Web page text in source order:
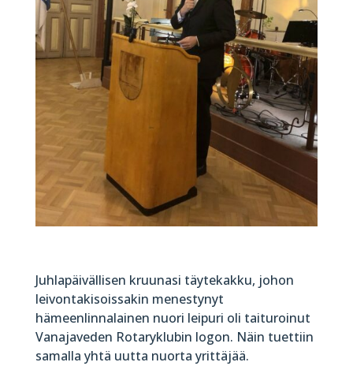
Juhlapäivällisen kruunasi täytekakku, johon
leivontakisoissakin menestynyt
hämeenlinnalainen nuori leipuri oli taituroinut
Vanajaveden Rotaryklubin logon. Näin tuettiin
samalla yhtä uutta nuorta yrittäjää.